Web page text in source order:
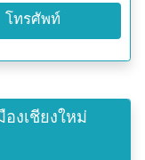
โทรศัพท์
งเชียงใหม่